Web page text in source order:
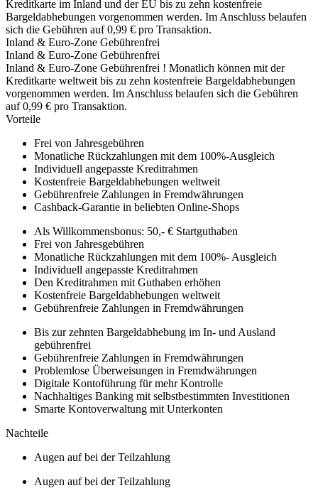
Kreditkarte im Inland und der EU bis zu zehn kostenfreie
Bargeldabhebungen vorgenommen werden. Im Anschluss belaufen
sich die Gebühren auf 0,99 € pro Transaktion.
Inland & Euro-Zone Gebührenfrei
Inland & Euro-Zone Gebührenfrei
Inland & Euro-Zone Gebührenfrei ! Monatlich können mit der
Kreditkarte weltweit bis zu zehn kostenfreie Bargeldabhebungen
vorgenommen werden. Im Anschluss belaufen sich die Gebühren
auf 0,99 € pro Transaktion.
Vorteile
Frei von Jahresgebühren
Monatliche Rückzahlungen mit dem 100%-Ausgleich
Individuell angepasste Kreditrahmen
Kostenfreie Bargeldabhebungen weltweit
Gebührenfreie Zahlungen in Fremdwährungen
Cashback-Garantie in beliebten Online-Shops
Als Willkommensbonus: 50,- € Startguthaben
Frei von Jahresgebühren
Monatliche Rückzahlungen mit dem 100%- Ausgleich
Individuell angepasste Kreditrahmen
Den Kreditrahmen mit Guthaben erhöhen
Kostenfreie Bargeldabhebungen weltweit
Gebührenfreie Zahlungen in Fremdwährungen
Bis zur zehnten Bargeldabhebung im In- und Ausland
gebührenfrei
Gebührenfreie Zahlungen in Fremdwährungen
Problemlose Überweisungen in Fremdwährungen
Digitale Kontoführung für mehr Kontrolle
Nachhaltiges Banking mit selbstbestimmten Investitionen
Smarte Kontoverwaltung mit Unterkonten
Nachteile
Augen auf bei der Teilzahlung
Augen auf bei der Teilzahlung